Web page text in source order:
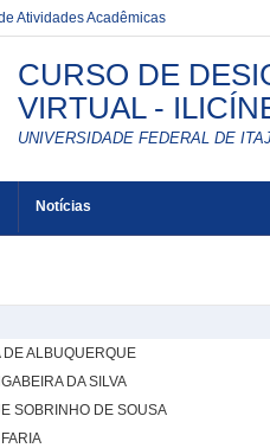
Atividades Acadêmicas
CURSO DE
VIRTUAL -
UNIVERSIDADE FEDERAL DE
Notícias
ALBUQUERQUE
DA SILVA
SOBRINHO DE SOUSA